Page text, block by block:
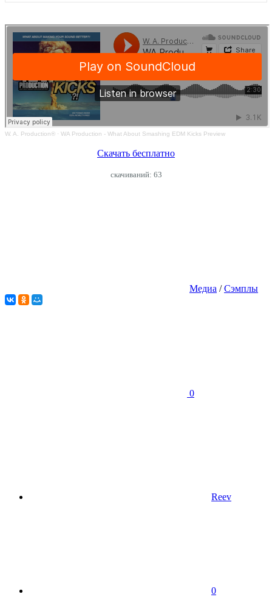
W. A. Production® · WA Production - What About Smashing EDM Kicks Preview
Скачать бесплатно
cкачиваний: 63
Медиа /Сэмплы
0
Reev
0